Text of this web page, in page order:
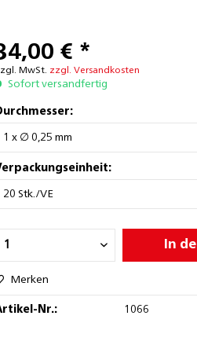
€ *
MwSt. zzgl. Versandkosten
Sofort versandfertig
In
Merken
Nr.: 1066